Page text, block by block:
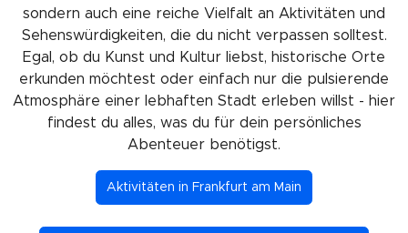
sondern auch eine reiche Vielfalt an Aktivitäten und
Sehenswürdigkeiten, die du nicht verpassen solltest.
Egal, ob du Kunst und Kultur liebst, historische Orte
erkunden möchtest oder einfach nur die pulsierende
Atmosphäre einer lebhaften Stadt erleben willst - hier
findest du alles, was du für dein persönliches
Abenteuer benötigst.
Aktivitäten in Frankfurt am Main